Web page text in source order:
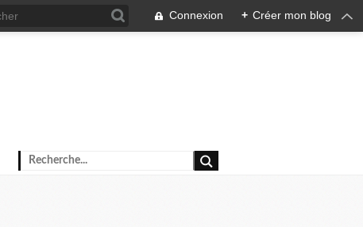
Connexion + Créer mon blog